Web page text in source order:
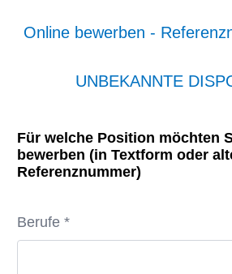
Online bewerben -
UNBEKANNTE
Für welche Position möchten
bewerben (in Textform oder
Referenznummer)
Berufe *